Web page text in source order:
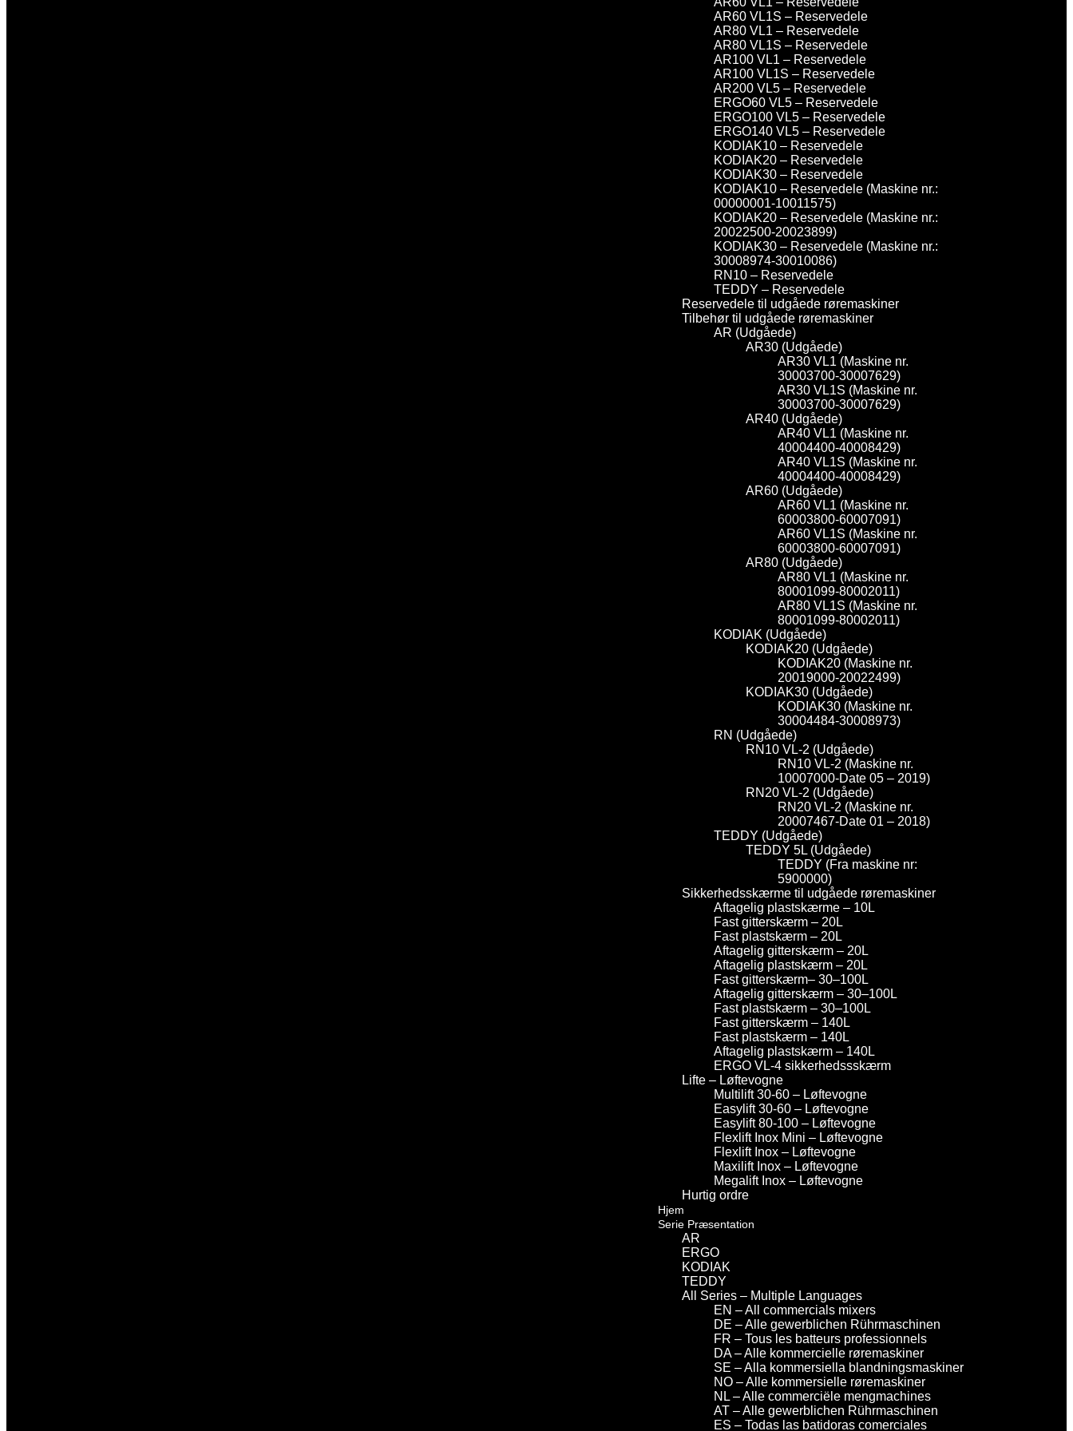
AR60 VL1S – Reservedele
AR80 VL1 – Reservedele
AR80 VL1S – Reservedele
AR100 VL1 – Reservedele
AR100 VL1S – Reservedele
AR200 VL5 – Reservedele
ERGO60 VL5 – Reservedele
ERGO100 VL5 – Reservedele
ERGO140 VL5 – Reservedele
KODIAK10 – Reservedele
KODIAK20 – Reservedele
KODIAK30 – Reservedele
KODIAK10 – Reservedele (Maskine nr.:
00000001-10011575)
KODIAK20 – Reservedele (Maskine nr.:
20022500-20023899)
KODIAK30 – Reservedele (Maskine nr.:
30008974-30010086)
RN10 – Reservedele
TEDDY – Reservedele
Reservedele til udgåede røremaskiner
Tilbehør til udgåede røremaskiner
AR (Udgåede)
AR30 (Udgåede)
AR30 VL1 (Maskine nr.
30003700-30007629)
AR30 VL1S (Maskine nr.
30003700-30007629)
AR40 (Udgåede)
AR40 VL1 (Maskine nr.
40004400-40008429)
AR40 VL1S (Maskine nr.
40004400-40008429)
AR60 (Udgåede)
AR60 VL1 (Maskine nr.
60003800-60007091)
AR60 VL1S (Maskine nr.
60003800-60007091)
AR80 (Udgåede)
AR80 VL1 (Maskine nr.
80001099-80002011)
AR80 VL1S (Maskine nr.
80001099-80002011)
KODIAK (Udgåede)
KODIAK20 (Udgåede)
KODIAK20 (Maskine nr.
20019000-20022499)
KODIAK30 (Udgåede)
KODIAK30 (Maskine nr.
30004484-30008973)
RN (Udgåede)
RN10 VL-2 (Udgåede)
RN10 VL-2 (Maskine nr.
10007000-Date 05 – 2019)
RN20 VL-2 (Udgåede)
RN20 VL-2 (Maskine nr.
20007467-Date 01 – 2018)
TEDDY (Udgåede)
TEDDY 5L (Udgåede)
TEDDY (Fra maskine nr:
5900000)
Sikkerhedsskærme til udgåede røremaskiner
Aftagelig plastskærme – 10L
Fast gitterskærm – 20L
Fast plastskærm – 20L
Aftagelig gitterskærm – 20L
Aftagelig plastskærm – 20L
Fast gitterskærm– 30–100L
Aftagelig gitterskærm – 30–100L
Fast plastskærm – 30–100L
Fast gitterskærm – 140L
Fast plastskærm – 140L
Aftagelig plastskærm – 140L
ERGO VL-4 sikkerhedssskærm
Lifte – Løftevogne
Multilift 30-60 – Løftevogne
Easylift 30-60 – Løftevogne
Easylift 80-100 – Løftevogne
Flexlift Inox Mini – Løftevogne
Flexlift Inox – Løftevogne
Maxilift Inox – Løftevogne
Megalift Inox – Løftevogne
Hurtig ordre
Hjem
Serie Præsentation
AR
ERGO
KODIAK
TEDDY
All Series – Multiple Languages
EN – All commercials mixers
DE – Alle gewerblichen Rührmaschinen
FR – Tous les batteurs professionnels
DA – Alle kommercielle røremaskiner
SE – Alla kommersiella blandningsmaskiner
NO – Alle kommersielle røremaskiner
NL – Alle commerciële mengmachines
AT – Alle gewerblichen Rührmaschinen
ES – Todas las batidoras comerciales